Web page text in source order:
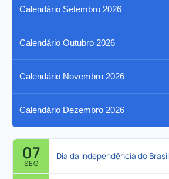
Calendário Setembro 2026
Calendário Outubro 2026
Calendário Novembro 2026
Calendário Dezembro 2026
07
SEG
Dia da Independência do Brasil